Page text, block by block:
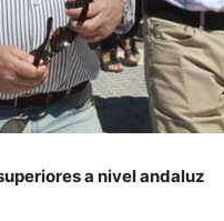
a nivel andaluz